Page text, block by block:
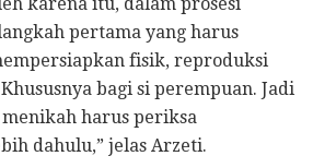
pertama yang harus
fisik, reproduksi
bagi si perempuan. Jadi
harus periksa
dahulu,” jelas Arzeti.